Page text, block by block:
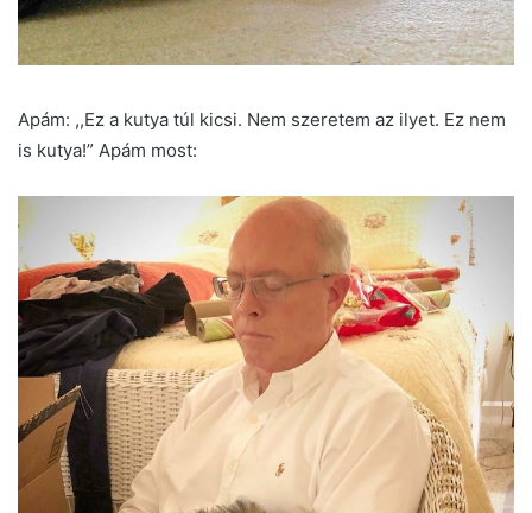
Apám: ,,Ez a kutya túl kicsi. Nem szeretem az ilyet. Ez nem
is kutya!” Apám most: